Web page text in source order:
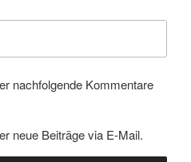
nachfolgende Kommentare
neue Beiträge via E-Mail.